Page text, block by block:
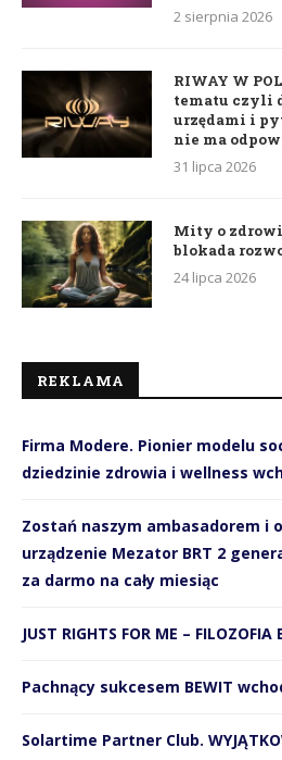
2 sierpnia 2026
RIWAY W
tematu czyli
urzędami i
nie ma
31 lipca 2026
Mity o
blokada
24 lipca 2026
REKLAMA
Firma Modere. Pionier modelu
dziedzinie zdrowia i wellness
Zostań naszym ambasadorem i
urządzenie Mezator BRT 2
za darmo na cały miesiąc
JUST RIGHTS FOR ME – FILOZOFIA
Pachnący sukcesem BEWIT
Solartime Partner Club.